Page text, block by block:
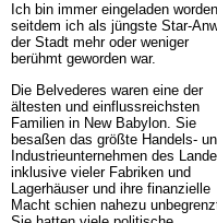
Ich bin immer eingeladen
seitdem ich als jüngste Star-
der Stadt mehr oder weniger
berühmt geworden war.
Die Belvederes waren eine der
ältesten und einflussreichsten
Familien in New Babylon. Sie
besaßen das größte Handels-
Industrieunternehmen des
inklusive vieler Fabriken und
Lagerhäuser und ihre finanzielle
Macht schien nahezu